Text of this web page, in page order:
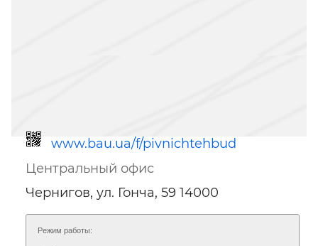
www.bau.ua/f/pivnichtehbud
Центральный офис
Чернигов, ул. Гонча, 59 14000
Режим работы: